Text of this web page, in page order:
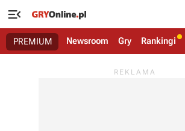

PREMIUM Newsroom Gry Rankingi